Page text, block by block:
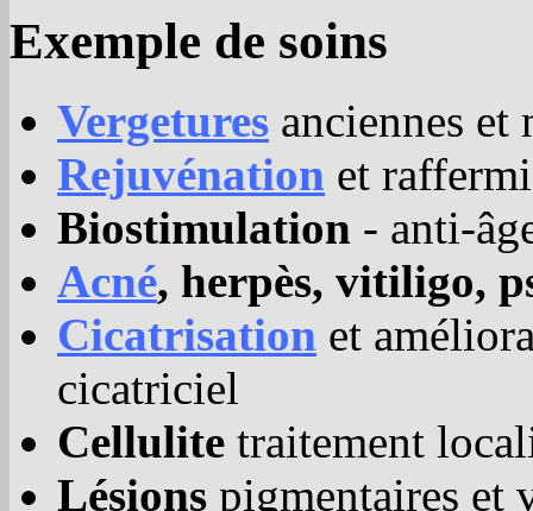
Exemple de soins
Vergetures anciennes et
Rejuvénation et
Biostimulation - anti-
Acné, herpès, vitiligo,
Cicatrisation et
cicatriciel
Cellulite traitement
Lésions pigmentaires et